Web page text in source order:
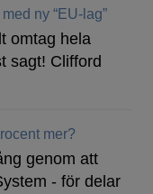
ny “EU-lag”
omtag hela
sagt! Clifford
mer?
genom att
- för delar